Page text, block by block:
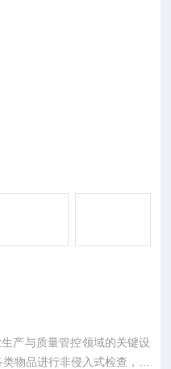
产与质量管控领域的关键设
物品进行非侵入式检查，识